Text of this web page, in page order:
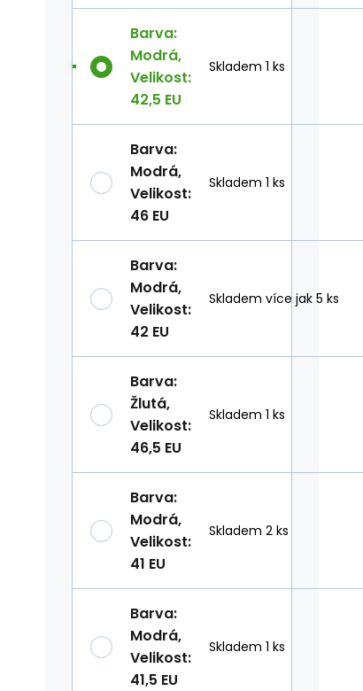
Barva:
Modrá,
Velikost:
42,5 EU
Skladem 1 ks
Barva:
Modrá,
Velikost:
46 EU
Skladem 1 ks
Barva:
Modrá,
Velikost:
42 EU
Skladem více jak 5 ks
Barva:
Žlutá,
Velikost:
46,5 EU
Skladem 1 ks
Barva:
Modrá,
Velikost:
41 EU
Skladem 2 ks
Barva:
Modrá,
Velikost:
41,5 EU
Skladem 1 ks